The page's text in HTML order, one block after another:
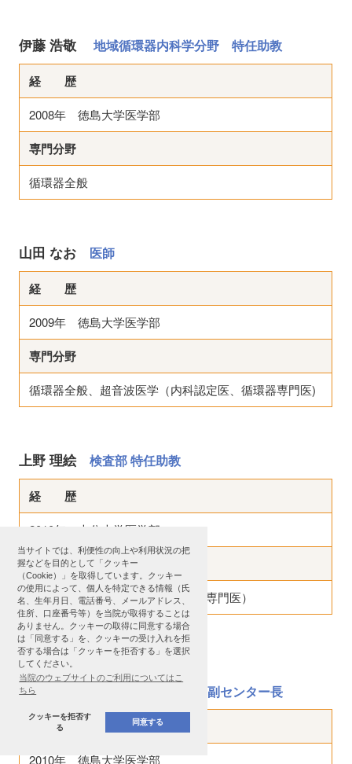
当サイトでは、利便性の向上や利用状況の把
握などを目的として「クッキー
（Cookie）」を取得しています。クッキー
の使用によって、個人を特定できる情報（氏
名、生年月日、電話番号、メールアドレス、
住所、口座番号等）を当院が取得することは
ありません。クッキーの取得に同意する場合
は「同意する」を、クッキーの受け入れを拒
否する場合は「クッキーを拒否する」を選択
してください。
当院のウェブサイトのご利用についてはこ
ちら
クッキーを拒否す
る
同意する
伊藤 浩敬地域循環器内科学分野 特任助教
経 歴
2008年 徳島大学医学部
専門分野
循環器全般
山田 なお 医師
経 歴
2009年 徳島大学医学部
専門分野
循環器全般、超音波医学（内科認定医、循環器専門医)
上野 理絵検査部 特任助教
経 歴
2010年 大分大学医学部
専門分野
循環器全般（内科専門医、循環器専門医）
門田 宗之
卒後臨床研修センター特任講師・副センター長
経 歴
2010年 徳島大学医学部